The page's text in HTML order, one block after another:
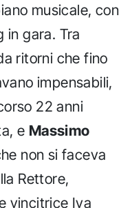
musicale, con
in gara. Tra
ritorni che fino
impensabili,
22 anni
e Massimo
non si faceva
Rettore,
vincitrice Iva